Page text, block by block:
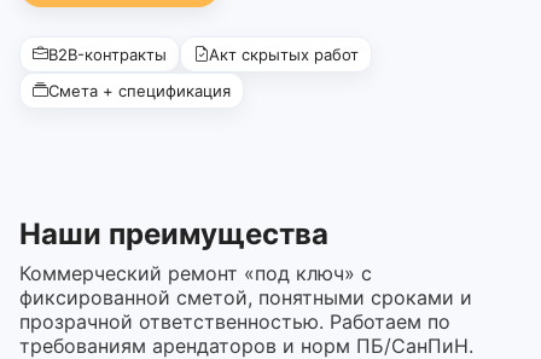
B2B-контракты
Акт скрытых работ
Смета + спецификация
Наши преимущества
Коммерческий ремонт «под ключ» с
фиксированной сметой, понятными сроками и
прозрачной ответственностью. Работаем по
требованиям арендаторов и норм ПБ/СанПиН.